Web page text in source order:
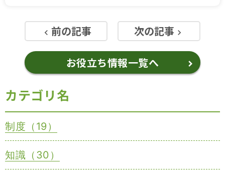
keyboard_arrow_left 前の記事 次の記事keyboard_arrow_right
お役立ち情報一覧へ
カテゴリ名
制度（19）
知識（30）